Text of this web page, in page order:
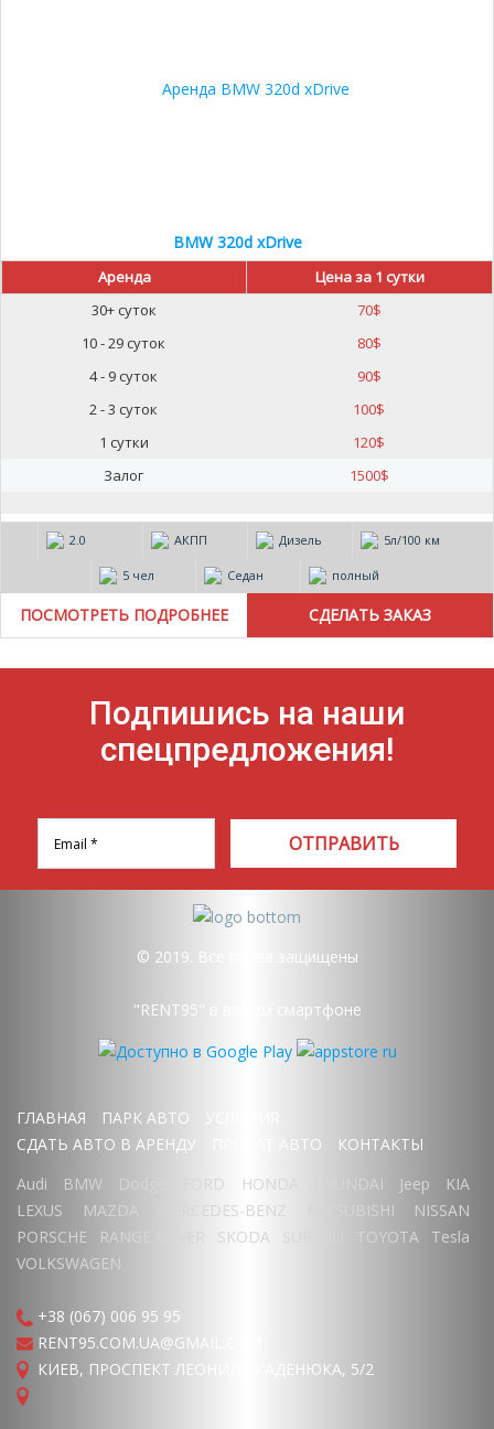
BMW 320d xDrive
Аренда
Цена за 1 сутки
30+ суток
70$
10 - 29 суток
80$
4 - 9 суток
90$
2 - 3 суток
100$
1 сутки
120$
Залог
1500$
2.0 АКПП Дизель 5л/100 км
5 чел Седан полный
ПОСМОТРЕТЬ ПОДРОБНЕЕ
Подпишись на наши
спецпредложения!
ОТПРАВИТЬ
© 2019. Все права защищены
"RENT95" в вашем смартфоне
ГЛАВНАЯ ПАРК АВТО
СДАТЬ АВТО В АРЕНДУ
ПРОКАТ АВТО
КОНТАКТЫ
Audi
BMW Dodge FORD HONDA HYUNDAI Jeep
KIA
LEXUS
MAZDA MERCEDES-BENZ MITSUBISHI
NISSAN
PORSCHE
RANGE ROVER SKODA TOYOTA
Tesla
VOLKSWAGEN
+38 (067) 006 95 95
RENT95.COM.UA@GMAIL.COM
КИЕВ, ПРОСПЕКТ ЛЕОНИДА КАДЕНЮКА, 5/2